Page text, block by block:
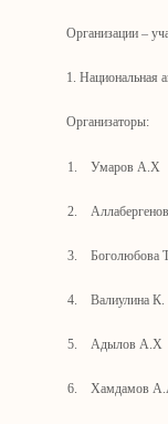
Организации –
1. Национальная
Организаторы:
1. Умаров А.Х
2.
3. Боголюбова
4. Валиулина К.
5. Адылов А.Х
6. Хамдамов